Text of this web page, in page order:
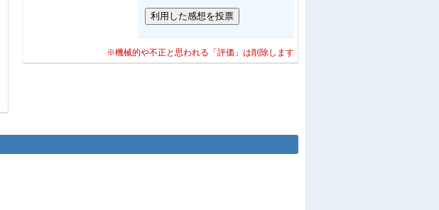
※機械的や不正と思われる「評価」は削除します